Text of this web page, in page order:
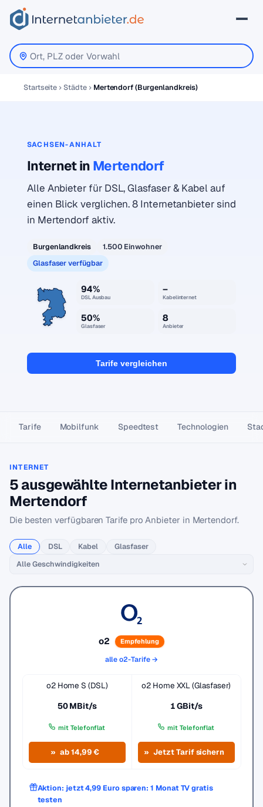
Startseite Städte Mertendorf (Burgenlandkreis)
SACHSEN-ANHALT
Internet in Mertendorf
Alle Anbieter für DSL, Glasfaser & Kabel auf
einen Blick verglichen. 8 Internetanbieter sind
in Mertendorf aktiv.
Burgenlandkreis
1.500 Einwohner
Glasfaser verfügbar
94%
DSL Ausbau
–
Kabelinternet
50%
Glasfaser
8
Anbieter
Tarife vergleichen
Tarife Mobilfunk Speedtest Technologien
INTERNET
5 ausgewählte Internetanbieter in
Mertendorf
Die besten verfügbaren Tarife pro Anbieter in Mertendorf.
Alle DSL Kabel Glasfaser
o2 Empfehlung
alle o2-Tarife →
o2 Home S (DSL)
50 MBit/s
mit Telefonflat
ab 14,99 €
o2 Home XXL (Glasfaser)
1 GBit/s
mit Telefonflat
Jetzt Tarif sichern
Aktion: jetzt 4,99 Euro sparen: 1 Monat TV gratis
testen